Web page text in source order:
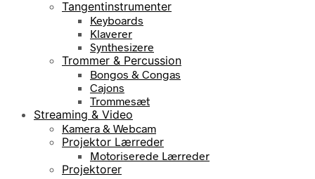
Tangentinstrumenter
Keyboards
Klaverer
Synthesizere
Trommer & Percussion
Bongos & Congas
Cajons
Trommesæt
Streaming & Video
Kamera & Webcam
Projektor Lærreder
Motoriserede Lærreder
Projektorer